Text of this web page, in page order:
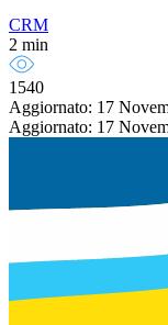
CRM
2 min
1540
Aggiornato: 17
Aggiornato: 17